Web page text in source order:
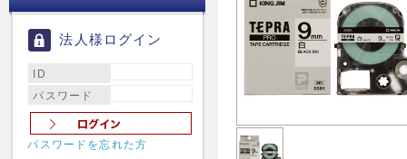
法人様ログイン
ID
パスワード
パスワードを忘れた方